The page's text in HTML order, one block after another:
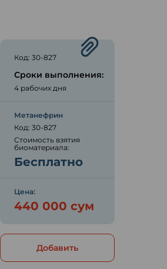
Код: 30-827
Сроки выполнения:
4 рабочих дня
Метанефрин
Код: 30-827
Стоимость взятия
биоматериала:
Бесплатно
Цена:
440 000 сум
Добавить